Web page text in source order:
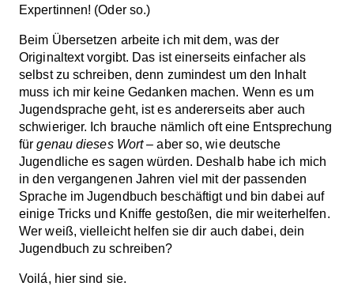
Expertinnen! (Oder so.)
Beim Übersetzen arbeite ich mit dem, was der
Originaltext vorgibt. Das ist einerseits einfacher als
selbst zu schreiben, denn zumindest um den Inhalt
muss ich mir keine Gedanken machen. Wenn es um
Jugendsprache geht, ist es andererseits aber auch
schwieriger. Ich brauche nämlich oft eine Entsprechung
fürgenau dieses Wort– aber so, wie deutsche
Jugendliche es sagen würden. Deshalb habe ich mich
in den vergangenen Jahren viel mit der passenden
Sprache im Jugendbuch beschäftigt und bin dabei auf
einige Tricks und Kniffe gestoßen, die mir weiterhelfen.
Wer weiß, vielleicht helfen sie dir auch dabei, dein
Jugendbuch zu schreiben?
Voilá, hier sind sie.